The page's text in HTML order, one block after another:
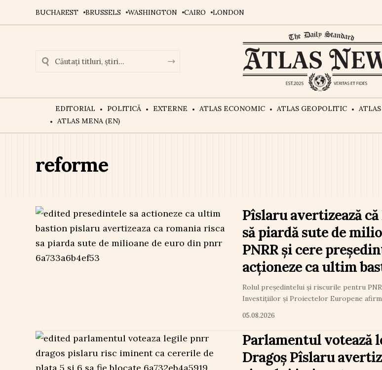
BUCHAREST BRUSSELS WASHINGTON CAIRO LONDON
EDITORIAL POLITICĂ EXTERNE ATLAS ECONOMIC ATLAS GEOPOLITIC
ATLAS MENA (EN)
reforme
Pîslaru avertizează
să piardă sute de
PNRR și cere
acționeze ca ultim
Rolul președintelui și riscurile pentru
Investițiilor și Proiectelor Europene
05.08.2026
Parlamentul votează
Dragoș Pîslaru